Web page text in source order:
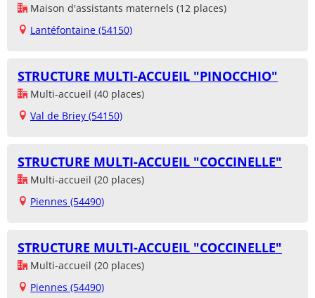
Maison d'assistants maternels (12 places)
Lantéfontaine (54150)
STRUCTURE MULTI-ACCUEIL "PINOCCHIO"
Multi-accueil (40 places)
Val de Briey (54150)
STRUCTURE MULTI-ACCUEIL "COCCINELLE"
Multi-accueil (20 places)
Piennes (54490)
STRUCTURE MULTI-ACCUEIL "COCCINELLE"
Multi-accueil (20 places)
Piennes (54490)